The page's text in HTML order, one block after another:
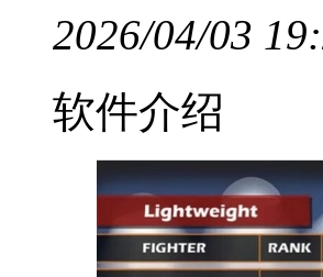
2026/04/03
软件介绍